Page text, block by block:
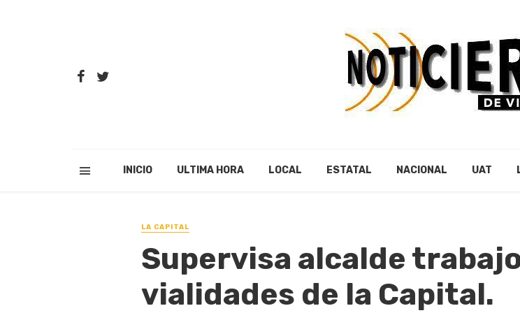
INICIO ULTIMA HORA LOCAL ESTATAL NACIONAL UAT
LA CAPITAL
Supervisa alcalde
vialidades de la Capital.